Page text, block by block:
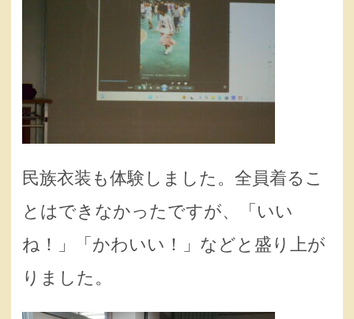
民族衣装も体験しました。全員着るこ
とはできなかったですが、「いい
ね！」「かわいい！」などと盛り上が
りました。